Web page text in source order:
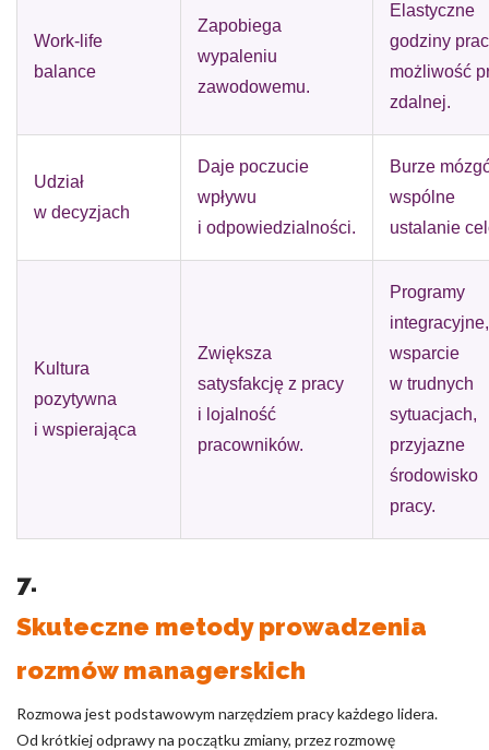
Work-life
balance
Zapobiega
wypaleniu
zawodowemu.
Elastyczne
godziny
możliwość
zdalnej.
Udział
w decyzjach
Daje poczucie
wpływu
i odpowiedzialności.
Burze
wspólne
ustalanie
Kultura
pozytywna
i wspierająca
Zwiększa
satysfakcję z pracy
i lojalność
pracowników.
Programy
integracyjne,
wsparcie
w trudnych
sytuacjach,
przyjazne
środowisko
pracy.
7.
Skuteczne metody prowadzenia
rozmów managerskich
Rozmowa jest podstawowym narzędziem pracy każdego lidera.
Od krótkiej odprawy na początku zmiany, przez rozmowę